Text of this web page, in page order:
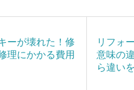
ーが壊れた！修
理にかかる費用
リフォ
意味の
ら違い